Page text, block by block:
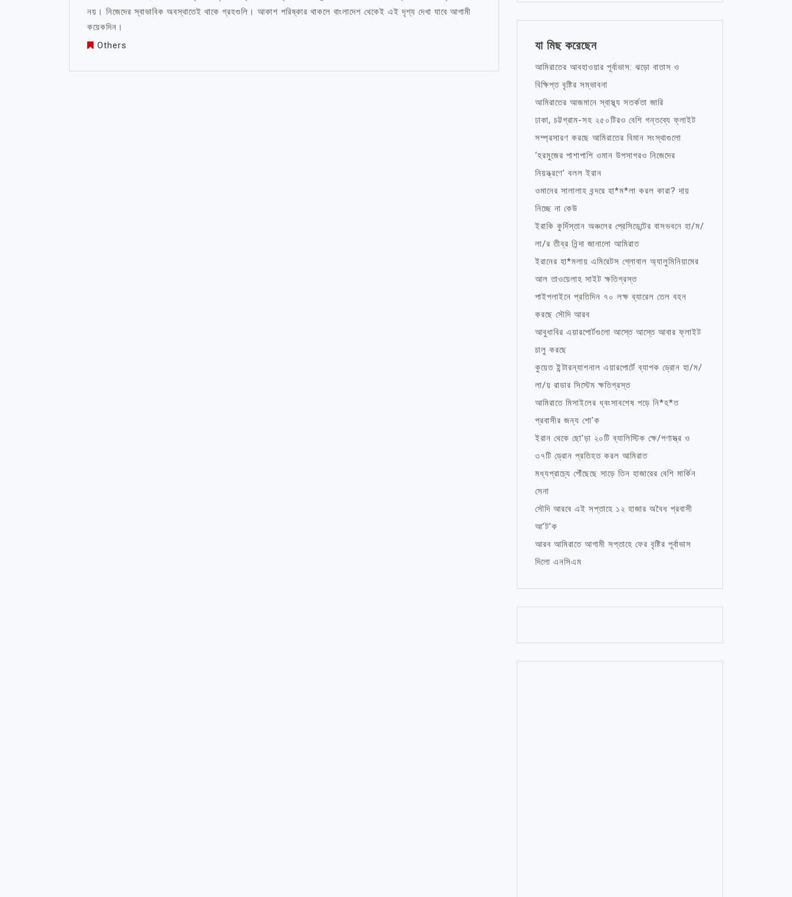
নয়। নিজেদের স্বাভাবিক অবস্থাতেই থাকে গ্রহগুলি। আকাশ পরিষ্কার থাকলে বাংলাদেশ থেকেই এই দৃশ্য দেখা যাবে আগামী
কয়েকদিন।
Others
যা মিছ করেছেন
আমিরাতের আবহাওয়ার পূর্বাভাস: ঝড়ো বাতাস ও
বিক্ষিপ্ত বৃষ্টির সম্ভাবনা
আমিরাতের আজমানে স্বাস্থ্য সতর্কতা জারি
ঢাকা, চট্টগ্রাম-সহ ২৫০টিরও বেশি গন্তব্যে ফ্লাইট
সম্প্রসারণ করছে আমিরাতের বিমান সংস্থাগুলো
‘হরমুজের পাশাপাশি ওমান উপসাগরও নিজেদের
নিয়ন্ত্রণে’ বলল ইরান
ওমানের সালালাহ বন্দরে হা*ম*লা করল কারা? দায়
নিচ্ছে না কেউ
ইরাকি কুর্দিস্তান অঞ্চলের প্রেসিডেন্টের বাসভবনে হা/ম/
লা/র তীব্র নিন্দা জানালো আমিরাত
ইরানের হা*মলায় এমিরেটস গ্লোবাল অ্যালুমিনিয়ামের
আল তাওয়েলাহ সাইট ক্ষতিগ্রস্ত
পাইপলাইনে প্রতিদিন ৭০ লক্ষ ব্যারেল তেল বহন
করছে সৌদি আরব
আবুধাবির এয়ারপোর্টগুলো আস্তে আস্তে আবার ফ্লাইট
চালু করছে
কুয়েত ইন্টারন্যাশনাল এয়ারপোর্টে ব্যাপক ড্রোন হা/ম/
লা/য় রাডার সিস্টেম ক্ষতিগ্রস্ত
আমিরাতে মিসাইলের ধ্বংসাবশেষ পড়ে নি*হ*ত
প্রবাসীর জন্য শো’ক
ইরান থেকে ছো’ড়া ২০টি ব্যালিস্টিক ক্ষে/পণাস্ত্র ও
৩৭টি ড্রোন প্রতিহত করল আমিরাত
মধ্যপ্রাচ্যে পৌঁছেছে সাড়ে তিন হাজারের বেশি মার্কিন
সেনা
সৌদি আরবে এই সপ্তাহে ১২ হাজার অবৈধ প্রবাসী
আ’ট’ক
আরব আমিরাতে আগামী সপ্তাহে ফের বৃষ্টির পূর্বাভাস
দিলো এনসিএম